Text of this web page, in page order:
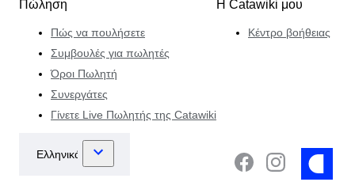
Πώληση
Πώς να πουλήσετε
Συμβουλές για πωλητές
Όροι Πωλητή
Συνεργάτες
Γίνετε Live Πωλητής της Catawiki
Η Catawiki μου
Κέντρο βοήθειας